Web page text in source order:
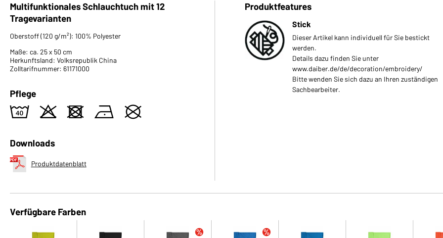
Multifunktionales Schlauchtuch mit 12
Tragevarianten
Oberstoff (120 g/m²): 100% Polyester
Maße: ca. 25 x 50 cm
Herkunftsland: Volksrepublik China
Zolltarifnummer: 61171000
Pflege
8 o d n U
Downloads
Produktdatenblatt
Produktfeatures
Stick
Dieser Artikel kann individuell für Sie bestickt
werden.
Details dazu finden Sie unter
www.daiber.de/de/decoration/embroidery/
Bitte wenden Sie sich dazu an Ihren zuständigen
Sachbearbeiter.
Verfügbare Farben